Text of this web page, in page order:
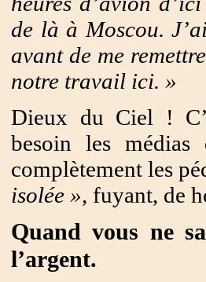
de là à Moscou.
avant de me
notre travail ici. »
Dieux du Ciel !
besoin les médias
complètement les
isolée », fuyant, de
Quand vous ne
l’argent.